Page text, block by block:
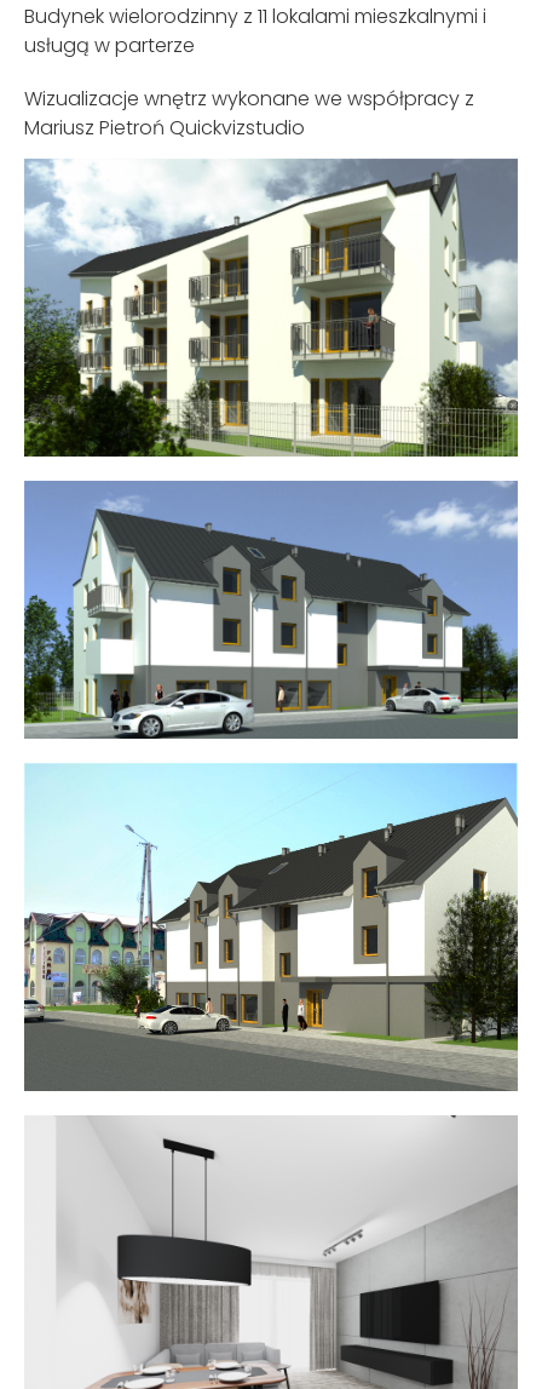
Budynek wielorodzinny z 11 lokalami mieszkalnymi i
usługą w parterze
Wizualizacje wnętrz wykonane we współpracy z
Mariusz Pietroń Quickvizstudio